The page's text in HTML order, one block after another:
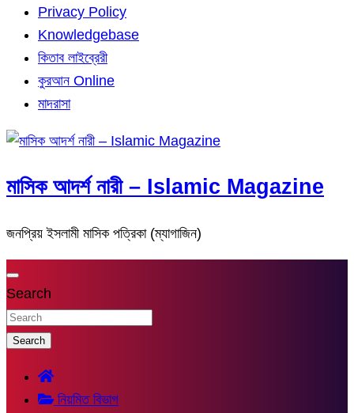
Privacy Policy
Knowledgebase
কিতাব লাইব্রেরী
কুরআন Online
মাদরাসা
মাসিক আদর্শ নারী – Islamic Magazine
জনপ্রিয় ইসলামী মাসিক পত্রিকা (ম্যাগাজিন)
Search
Search
নিয়মিত বিভাগ